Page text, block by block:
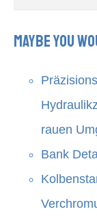
Maybe you
rauen
Bank